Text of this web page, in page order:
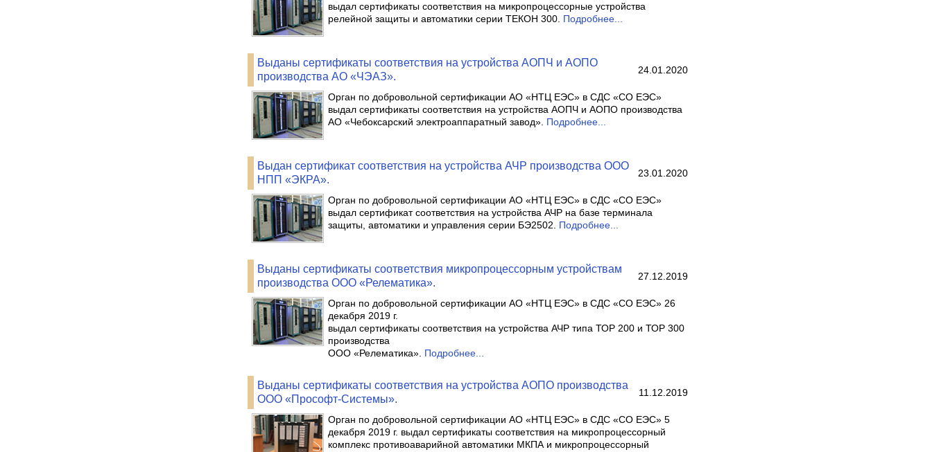
выдал сертификаты соответствия на микропроцессорные устройства
релейной защиты и автоматики серии ТЕКОН 300. Подробнее...
Выданы сертификаты соответствия на устройства АОПЧ и АОПО
производства АО «ЧЭАЗ».
24.01.2020
Орган по добровольной сертификации АО «НТЦ ЕЭС» в СДС «СО ЕЭС»
выдал сертификаты соответствия на устройства АОПЧ и АОПО производства
АО «Чебоксарский электроаппаратный завод». Подробнее...
Выдан сертификат соответствия на устройства АЧР производства ООО
НПП «ЭКРА».
23.01.2020
Орган по добровольной сертификации АО «НТЦ ЕЭС» в СДС «СО ЕЭС»
выдал сертификат соответствия на устройства АЧР на базе терминала
защиты, автоматики и управления серии БЭ2502. Подробнее...
Выданы сертификаты соответствия микропроцессорным устройствам
производства ООО «Релематика».
27.12.2019
Орган по добровольной сертификации АО «НТЦ ЕЭС» в СДС «СО ЕЭС» 26
декабря 2019 г.
выдал сертификаты соответствия на устройства АЧР типа ТОР 200 и ТОР 300
производства
ООО «Релематика». Подробнее...
Выданы сертификаты соответствия на устройства АОПО производства
ООО «Прософт-Системы».
11.12.2019
Орган по добровольной сертификации АО «НТЦ ЕЭС» в СДС «СО ЕЭС» 5
декабря 2019 г. выдал сертификаты соответствия на микропроцессорный
комплекс противоаварийной автоматики МКПА и микропроцессорный